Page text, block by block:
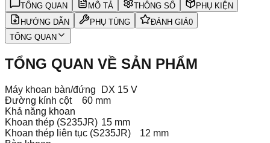
TỔNG QUAN MÔ TẢ THÔNG SỐ
PHỤ KIỆN
HƯỚNG DẪN
PHỤ TÙNG ĐÁNH GIÁ0
TỔNG QUAN
TỔNG QUAN VỀ SẢN PHẨM
Máy khoan bàn/đứng
DX 15 V
Đường kính cột
60 mm
Khả năng khoan
Khoan thép (S235JR) 15 mm
Khoan thép liên tục (S235JR)
12 mm